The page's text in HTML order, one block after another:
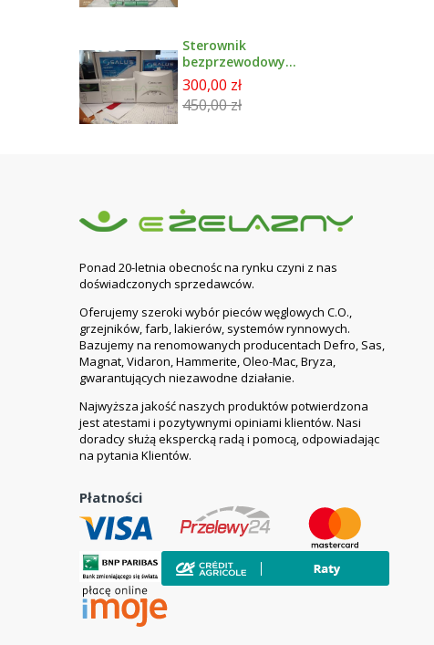
Sterownik
bezprzewodowy
tygodniowy
091FLWBC SALUS +
Moduł rxwbc605
300,00 zł
450,00 zł
Ponad 20-letnia obecnośc na rynku czyni z nas
doświadczonych sprzedawców.
Oferujemy szeroki wybór pieców węglowych C.O.,
grzejników, farb, lakierów, systemów rynnowych.
Bazujemy na renomowanych producentach Defro, Sas,
Magnat, Vidaron, Hammerite, Oleo-Mac, Bryza,
gwarantujących niezawodne działanie.
Najwyższa jakość naszych produktów potwierdzona
jest atestami i pozytywnymi opiniami klientów. Nasi
doradcy służą ekspercką radą i pomocą, odpowiadając
na pytania Klientów.
Płatności